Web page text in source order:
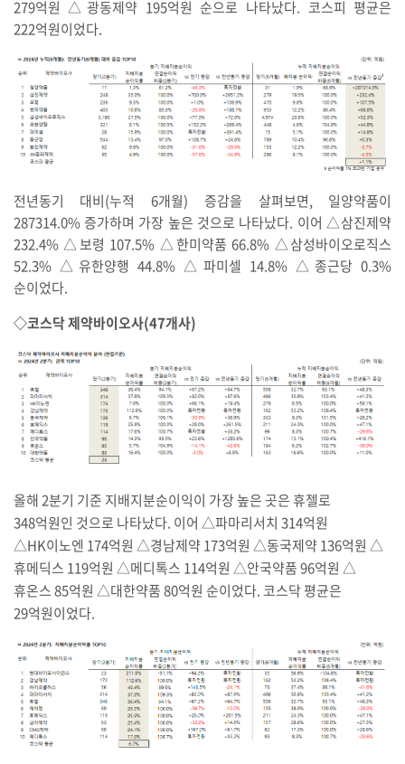
279억원 △광동제약 195억원 순으로 나타났다. 코스피 평균은
222억원이었다.
전년동기 대비(누적 6개월) 증감을 살펴보면, 일양약품이
287314.0% 증가하며 가장 높은 것으로 나타났다. 이어 △삼진제약
232.4% △보령 107.5% △한미약품 66.8% △삼성바이오로직스
52.3% △유한양행 44.8% △파미셀 14.8% △종근당 0.3%
순이었다.
◇코스닥 제약바이오사(47개사)
올해 2분기 기준 지배지분순이익이 가장 높은 곳은 휴젤로
348억원인 것으로 나타났다. 이어 △파마리서치 314억원
△HK이노엔 174억원 △경남제약 173억원 △동국제약 136억원 △
휴메딕스 119억원 △메디톡스 114억원 △안국약품 96억원 △
휴온스 85억원 △대한약품 80억원 순이었다. 코스닥 평균은
29억원이었다.